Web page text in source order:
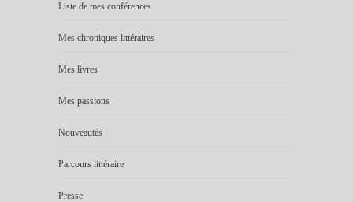
Liste de mes conférences
Mes chroniques littéraires
Mes livres
Mes passions
Nouveautés
Parcours littéraire
Presse